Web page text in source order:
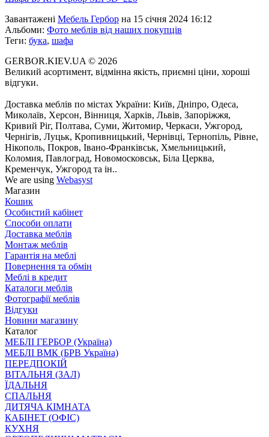
Завантажені Мебель Гербор на 15 січня 2024 16:12
Альбоми: Фото меблів від наших покупців
Теги: бука, шафа
GERBOR.KIEV.UA © 2026
Великий асортимент, відмінна якість, приємні ціни, хороші
відгуки.
Доставка меблів по містах України: Київ, Дніпро, Одеса,
Миколаїв, Херсон, Вінниця, Харків, Львів, Запоріжжя,
Кривий Ріг, Полтава, Суми, Житомир, Черкаси, Ужгород,
Чернігів, Луцьк, Кропивницький, Чернівці, Тернопіль, Рівне,
Нікополь, Покров, Івано-Франківськ, Хмельницький,
Коломия, Павлоград, Новомосковськ, Біла Церква,
Кременчук, Ужгород та ін..
We are using Webasyst
Магазин
Кошик
Особистий кабінет
Способи оплати
Доставка меблів
Монтаж меблів
Гарантія на меблі
Повернення та обмін
Меблі в кредит
Каталоги меблів
Фотографії меблів
Відгуки
Новини магазину
Каталог
МЕБЛІ ГЕРБОР (Україна)
МЕБЛІ ВМК (БРВ Україна)
ПЕРЕДПОКІЙ
ВІТАЛЬНЯ (ЗАЛ)
ЇДАЛЬНЯ
СПАЛЬНЯ
ДИТЯЧА КІМНАТА
КАБІНЕТ (ОФІС)
КУХНЯ